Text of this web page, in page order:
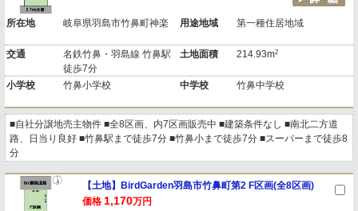
所在地 岐阜県羽島市竹鼻町神楽 用途地域 第一種住居地域
交通
名鉄竹鼻・羽島線 竹鼻駅
徒歩7分
土地面積 214.93m2
小学校 竹鼻小学校 中学校 竹鼻中学校
■自社分譲地売主物件 ■全8区画、内7区画販売中 ■建築条件なし ■南北二方道
路、日当り良好 ■竹鼻駅まで徒歩7分 ■竹鼻小まで徒歩7分 ■スーパーまで徒歩8
分
【土地】BirdGarden羽島市竹鼻町第2 F区画(全8区画)
価格 1,170万円